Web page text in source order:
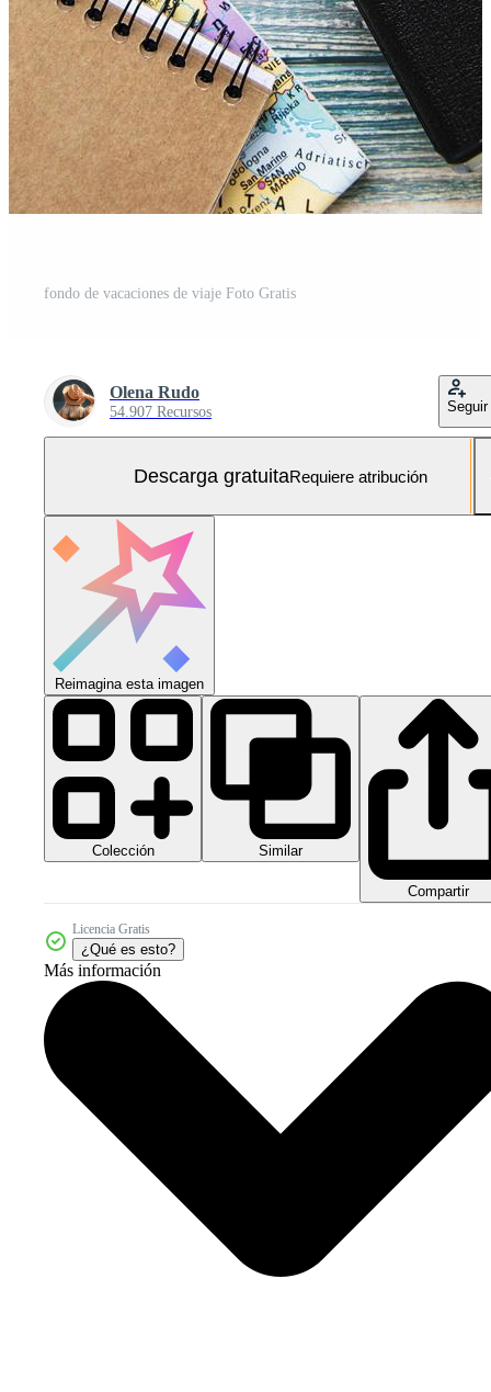
fondo de vacaciones de viaje Foto Gratis
Olena Rudo
54.907 Recursos Seguir
Descarga gratuitaRequiere atribución
Reimagina esta imagen
Colección Similar
Compartir
Licencia Gratis
¿Qué es esto?
Más información